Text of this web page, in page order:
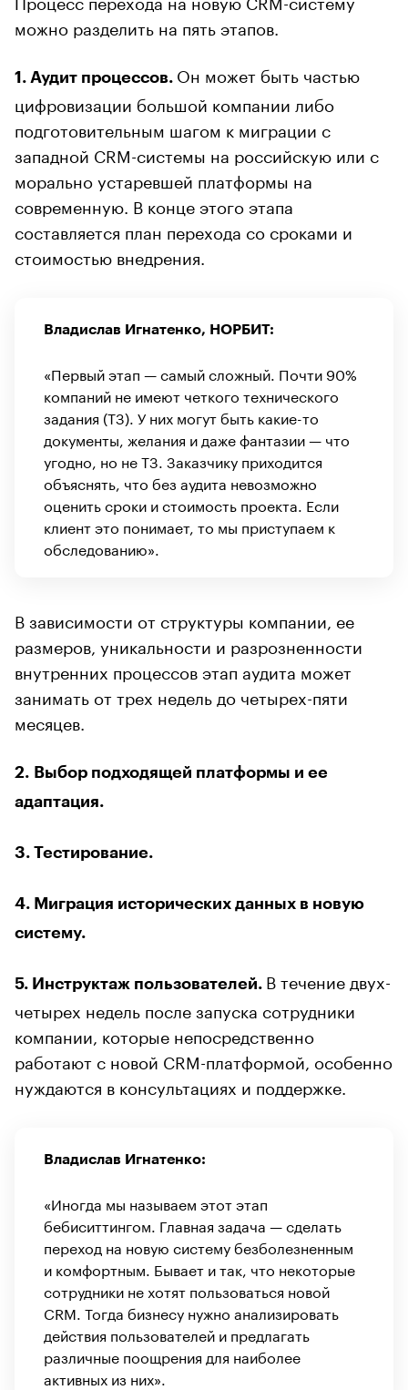
можно разделить на пять этапов.
1. Аудит процессов. Он может быть частью
цифровизации большой компании либо
подготовительным шагом к миграции с
западной CRM-системы на российскую или с
морально устаревшей платформы на
современную. В конце этого этапа
составляется план перехода со сроками и
стоимостью внедрения.
Владислав Игнатенко, НОРБИТ:
«Первый этап — самый сложный. Почти 90%
компаний не имеют четкого технического
задания (ТЗ). У них могут быть какие-то
документы, желания и даже фантазии — что
угодно, но не ТЗ. Заказчику приходится
объяснять, что без аудита невозможно
оценить сроки и стоимость проекта. Если
клиент это понимает, то мы приступаем к
обследованию».
В зависимости от структуры компании, ее
размеров, уникальности и разрозненности
внутренних процессов этап аудита может
занимать от трех недель до четырех-пяти
месяцев.
2. Выбор подходящей платформы и ее
адаптация.
3. Тестирование.
4. Миграция исторических данных в новую
систему.
5. Инструктаж пользователей. В течение двух-
четырех недель после запуска сотрудники
компании, которые непосредственно
работают с новой CRM-платформой, особенно
нуждаются в консультациях и поддержке.
Владислав Игнатенко:
«Иногда мы называем этот этап
бебиситтингом. Главная задача — сделать
переход на новую систему безболезненным
и комфортным. Бывает и так, что некоторые
сотрудники не хотят пользоваться новой
CRM. Тогда бизнесу нужно анализировать
действия пользователей и предлагать
различные поощрения для наиболее
активных из них».